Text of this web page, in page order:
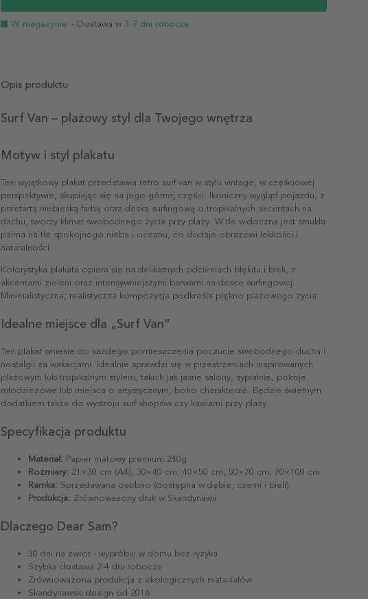
W magazynie - Dostawa w 3-7 dni robocze
Opis produktu
Surf Van – plażowy styl dla Twojego wnętrza
Motyw i styl plakatu
Ten wyjątkowy plakat przedstawia retro surf van w stylu vintage, w częściowej
perspektywie, skupiając się na jego górnej części. Ikoniczny wygląd pojazdu, z
przetartą niebieską farbą oraz deską surfingową o tropikalnych akcentach na
dachu, tworzy klimat swobodnego życia przy plaży. W tle widoczna jest smukła
palma na tle spokojnego nieba i oceanu, co dodaje obrazowi lekkości i
naturalności.
Kolorystyka plakatu opiera się na delikatnych odcieniach błękitu i bieli, z
akcentami zieleni oraz intensywniejszymi barwami na desce surfingowej.
Minimalistyczna, realistyczna kompozycja podkreśla piękno plażowego życia.
Idealne miejsce dla „Surf Van”
Ten plakat wniesie do każdego pomieszczenia poczucie swobodnego ducha i
nostalgii za wakacjami. Idealnie sprawdzi się w przestrzeniach inspirowanych
plażowym lub tropikalnym stylem, takich jak jasne salony, sypialnie, pokoje
młodzieżowe lub miejsca o artystycznym, boho charakterze. Będzie świetnym
dodatkiem także do wystroju surf shopów czy kawiarni przy plaży.
Specyfikacja produktu
Materiał: Papier matowy premium 240g
Rozmiary: 21×30 cm (A4), 30×40 cm, 40×50 cm, 50×70 cm, 70×100 cm
Ramka: Sprzedawana osobno (dostępna w dębie, czerni i bieli)
Produkcja: Zrównoważony druk w Skandynawii
Dlaczego Dear Sam?
30 dni na zwrot - wypróbuj w domu bez ryzyka
Szybka dostawa 2-4 dni robocze
Zrównoważona produkcja z ekologicznych materiałów
Skandynawski design od 2016